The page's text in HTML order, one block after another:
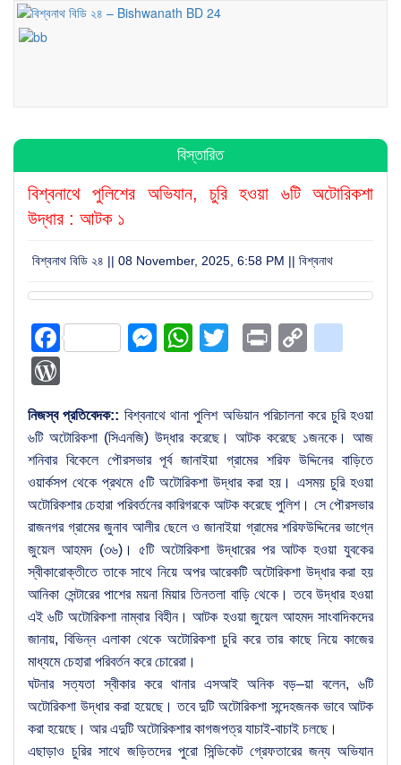
বিস্তারিত
বিশ্বনাথে পুলিশের অভিযান, চুরি হওয়া ৬টি অটোরিকশা
উদ্ধার : আটক ১
বিশ্বনাথ বিডি ২৪ || 08 November, 2025, 6:58 PM || বিশ্বনাথ
FacebookMessenger
WhatsApp
Twitter
Print
নিজস্ব প্রতিবেদক:: বিশ্বনাথে থানা পুলিশ অভিয়ান পরিচালনা করে চুরি হওয়া
৬টি অটোরিকশা (সিএনজি) উদ্ধার করেছে। আটক করেছে ১জনকে। আজ
শনিবার বিকেলে পৌরসভার পূর্ব জানাইয়া গ্রামের শরিফ উদ্দিনের বাড়িতে
ওয়ার্কসপ থেকে প্রথমে ৫টি অটোরিকশা উদ্ধার করা হয়। এসময় চুরি হওয়া
অটোরিকশার চেহারা পরিবর্তনের কারিগরকে আটক করেছে পুলিশ। সে পৌরসভার
রাজনগর গ্রামের জুনাব আলীর ছেলে ও জানাইয়া গ্রামের শরিফউদ্দিনের ভাগ্নে
জুয়েল আহমদ (৩৬)। ৫টি অটোরিকশা উদ্ধারের পর আটক হওয়া যুবকের
স্বীকারোক্তীতে তাকে সাথে নিয়ে অপর আরেকটি অটোরিকশা উদ্ধার করা হয়
আনিকা সেন্টারের পাশের ময়না মিয়ার তিনতলা বাড়ি থেকে। তবে উদ্ধার হওয়া
এই ৬টি অটোরিকশা নাম্বার বিহীন। আটক হওয়া জুয়েল আহমদ সাংবাদিকদের
জানায়, বিভিন্ন এলাকা থেকে অটোরিকশা চুরি করে তার কাছে নিয়ে কাজের
মাধ্যমে চেহারা পরিবর্তন করে চোরেরা।
ঘটনার সত্যতা স্বীকার করে থানার এসআই অনিক বড়–য়া বলেন, ৬টি
অটোরিকশা উদ্ধার করা হয়েছে। তবে দুটি অটোরিকশা সন্দেহজনক ভাবে আটক
করা হয়েছে। আর এদুটি অটোরিকশার কাগজপত্র যাচাই-বাচাই চলছে।
এছাড়াও চুরির সাথে জড়িতদের পুরো সিন্ডিকেট গ্রেফতারের জন্য অভিযান